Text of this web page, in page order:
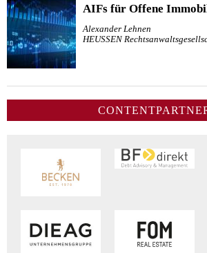
AIFs für Offene
Alexander Lehnen
HEUSSEN